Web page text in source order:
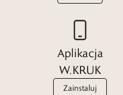
Aplikacja
W.KRUK
Zainstaluj